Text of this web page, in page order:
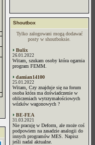
Shoutbox
Tylko zalogowani mogą dodawać
posty w shoutboksie.
Bulix
26.01.2022
Witam, szukam osoby która ogarnia
program FEMM.
damian14100
25.01.2022
Witam, Czy znajduje się na forum
osoba która ma doświadczenie w
obliczeniach wytrzymałościowych
wózków wagonowych ?
BE-FEA
31.03.2021
Nie pracuję w Deform, ale może coś
podpowiem na zasadzie analogii do
innych programów MES. Napisz
jeśli nadal aktualne.